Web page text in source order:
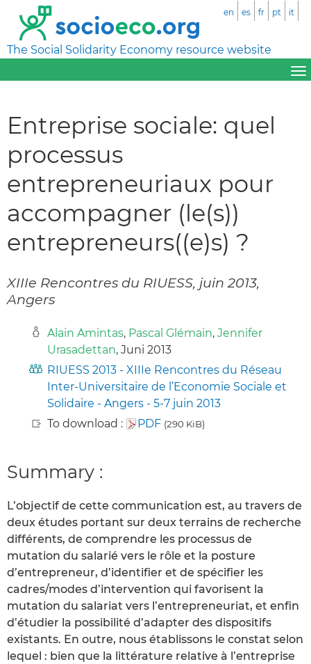
The Social Solidarity Economy resource website
en es fr pt it
Entreprise sociale: quel
processus
entrepreneuriaux pour
accompagner (le(s))
entrepreneurs((e)s) ?
XIIIe Rencontres du RIUESS, juin 2013,
Angers
Alain Amintas, Pascal Glémain, Jennifer
Urasadettan, Juni 2013
RIUESS 2013 - XIIIe Rencontres du Réseau
Inter-Universitaire de l’Economie Sociale et
Solidaire - Angers - 5-7 juin 2013
To download :
PDF (290 KiB)
Summary :
L’objectif de cette communication est, au travers de
deux études portant sur deux terrains de recherche
différents, de comprendre les processus de
mutation du salarié vers le rôle et la posture
d’entrepreneur, d’identifier et de spécifier les
cadres/modes d’intervention qui favorisent la
mutation du salariat vers l’entrepreneuriat, et enfin
d’étudier la possibilité d’adapter des dispositifs
existants. En outre, nous établissons le constat selon
lequel : bien que la littérature relative à l’entreprise